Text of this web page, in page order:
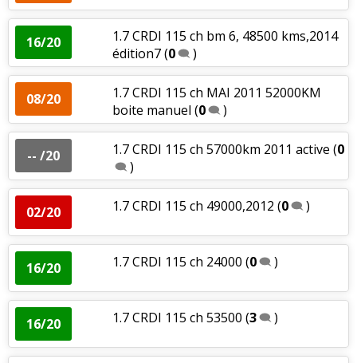
16/20
1.7 CRDI 115 ch bm 6, 48500 kms,2014
édition7(0 )
08/20
1.7 CRDI 115 ch MAI 2011 52000KM
boite manuel (0 )
-- /20 1.7 CRDI 115 ch 57000km 2011 active (0
)
02/20 1.7 CRDI 115 ch 49000,2012 (0 )
16/20 1.7 CRDI 115 ch 24000 (0 )
16/20 1.7 CRDI 115 ch 53500 (3 )